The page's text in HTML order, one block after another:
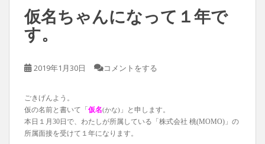
仮名ちゃんになって１年で
す。
2019年1月30日 コメントをする
ごきげんよう。
仮の名前と書いて「 仮名(かな) 」と申します。
本日１月30日で、わたしが所属している「株式会社 桃(MOMO)」の
所属面接を受けて１年になります。